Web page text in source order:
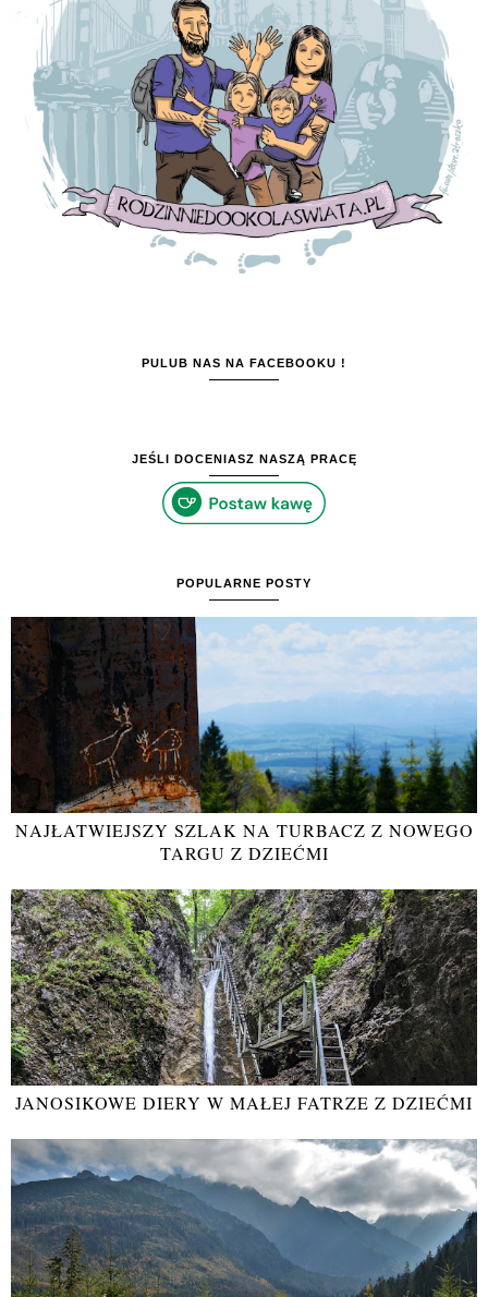
PULUB NAS NA FACEBOOKU !
JEŚLI DOCENIASZ NASZĄ PRACĘ
POPULARNE POSTY
NAJŁATWIEJSZY SZLAK NA TURBACZ Z NOWEGO
TARGU Z DZIEĆMI
JANOSIKOWE DIERY W MAŁEJ FATRZE Z DZIEĆMI